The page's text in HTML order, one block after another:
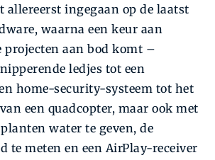
allereerst ingegaan op de laatst
waarna een keur aan
projecten aan bod komt –
ledjes tot een
home-security-systeem tot het
een quadcopter, maar ook met
water te geven, de
te meten en een AirPlay-receiver